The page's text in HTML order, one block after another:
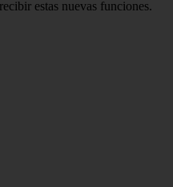
estas nuevas funciones.